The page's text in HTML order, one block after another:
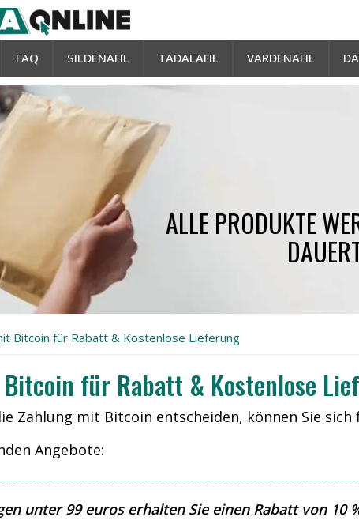
FAQ SILDENAFIL TADALAFIL VARDENAFIL
ALLE PRODUKTE
Bitcoin für Rabatt & Kostenlose Lieferung
für Rabatt & Kostenlose
Zahlung mit Bitcoin entscheiden, können Sie
Angebote:
unter 99 euros erhalten Sie einen Rabatt von 10